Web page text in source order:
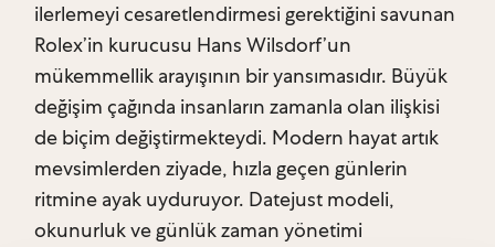
ilerlemeyi cesaretlendirmesi gerektiğini savunan
Rolex’in kurucusu Hans Wilsdorf’un
mükemmellik arayışının bir yansımasıdır. Büyük
değişim çağında insanların zamanla olan ilişkisi
de biçim değiştirmekteydi. Modern hayat artık
mevsimlerden ziyade, hızla geçen günlerin
ritmine ayak uyduruyor. Datejust modeli,
okunurluk ve günlük zaman yönetimi